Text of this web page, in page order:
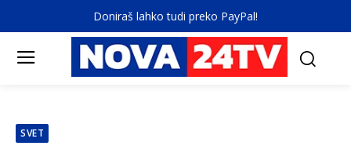
Doniraš lahko tudi preko PayPal!
SVET